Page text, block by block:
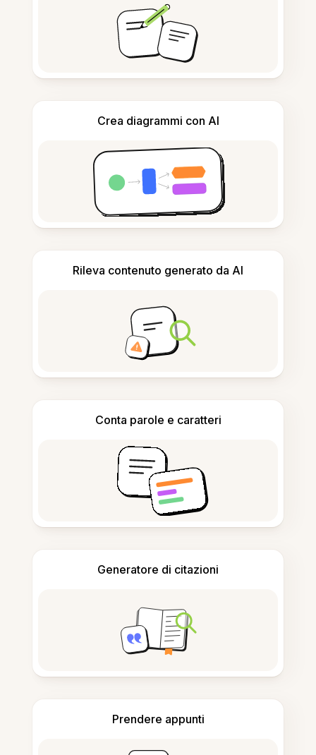
Crea diagrammi con AI
Rileva contenuto generato da AI
Conta parole e caratteri
Generatore di citazioni
Prendere appunti